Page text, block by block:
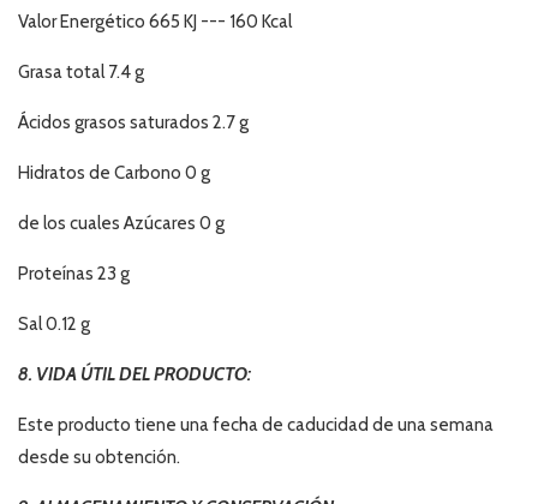
Valor Energético 665 KJ --- 160 Kcal
Grasa total 7.4 g
Ácidos grasos saturados 2.7 g
Hidratos de Carbono 0 g
de los cuales Azúcares 0 g
Proteínas 23 g
Sal 0.12 g
8. VIDA ÚTIL DEL PRODUCTO:
Este producto tiene una fecha de caducidad de una semana
desde su obtención.